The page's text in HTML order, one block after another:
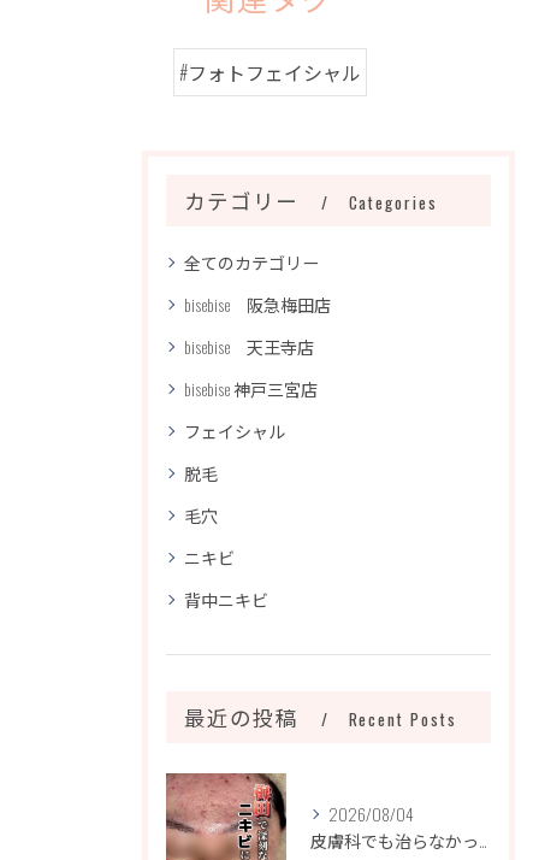
#フォトフェイシャル
カテゴリー Categories
全てのカテゴリー
bisebise 阪急梅田店
bisebise 天王寺店
bisebise 神戸三宮店
フェイシャル
脱毛
毛穴
ニキビ
背中ニキビ
最近の投稿 Recent Posts
2026/08/04
皮膚科でも治らなかったニキビ、諦めるのはまだ早いです！